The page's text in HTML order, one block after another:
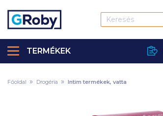
TERMÉKEK
Főoldal Drogéria Intim termékek, vatta